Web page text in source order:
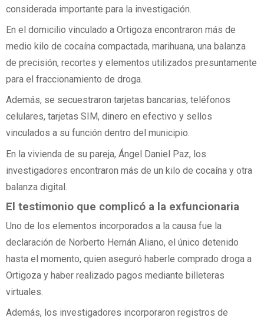
considerada importante para la investigación.
En el domicilio vinculado a Ortigoza encontraron más de
medio kilo de cocaína compactada, marihuana, una balanza
de precisión, recortes y elementos utilizados presuntamente
para el fraccionamiento de droga.
Además, se secuestraron tarjetas bancarias, teléfonos
celulares, tarjetas SIM, dinero en efectivo y sellos
vinculados a su función dentro del municipio.
En la vivienda de su pareja, Ángel Daniel Paz, los
investigadores encontraron más de un kilo de cocaína y otra
balanza digital.
El testimonio que complicó a la exfuncionaria
Uno de los elementos incorporados a la causa fue la
declaración de Norberto Hernán Aliano, el único detenido
hasta el momento, quien aseguró haberle comprado droga a
Ortigoza y haber realizado pagos mediante billeteras
virtuales.
Además, los investigadores incorporaron registros de